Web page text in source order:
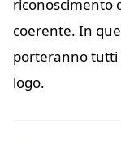
riconoscimento
coerente. In
porteranno tutti
logo.